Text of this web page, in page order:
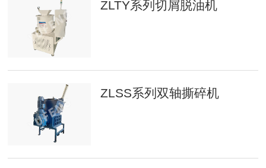
ZLTY系列切屑脱油机
ZLSS系列双轴撕碎机